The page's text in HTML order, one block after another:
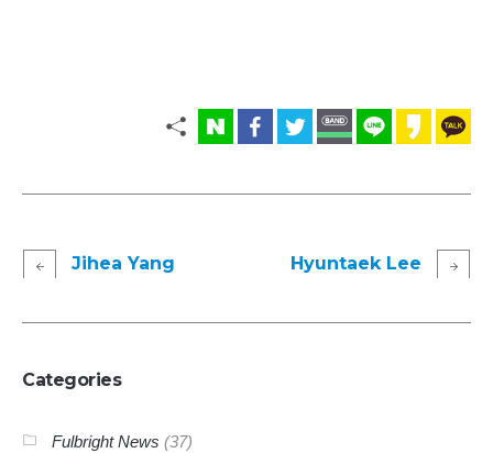
Jihea Yang Hyuntaek Lee
Categories
Fulbright News (37)